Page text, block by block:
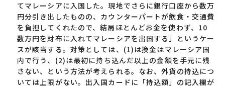
てマレーシアに入国した。現地でさらに銀行口座から数万
円分引き出したものの、カウンターパートが飲食・交通費
を負担してくれたので、結局ほとんどお金を使わず、10
数万円を財布に入れてマレーシアを出国する」というケー
スが該当する。対策としては、(1)は換金はマレーシア国
内で行う、(2)は最初に持ち込んだ以上の金額を手元に残
さない、という方法が考えられる。なお、外貨の持込につ
いては上限がない。出入国カードに「持込額」の記入欄が